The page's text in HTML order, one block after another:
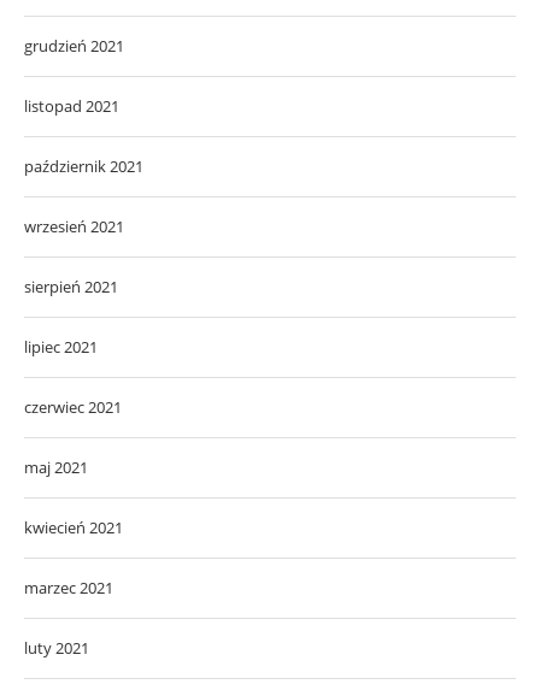
grudzień 2021
listopad 2021
październik 2021
wrzesień 2021
sierpień 2021
lipiec 2021
czerwiec 2021
maj 2021
kwiecień 2021
marzec 2021
luty 2021